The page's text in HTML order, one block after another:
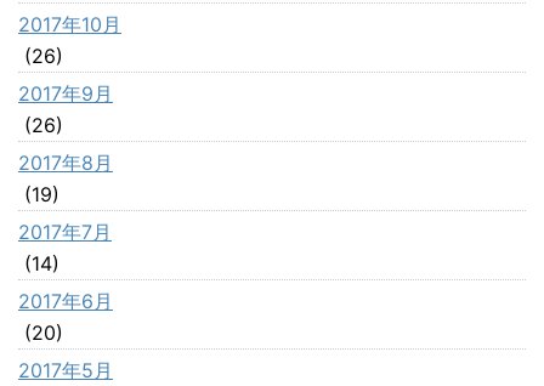
2017年10月
(26)
2017年9月
(26)
2017年8月
(19)
2017年7月
(14)
2017年6月
(20)
2017年5月